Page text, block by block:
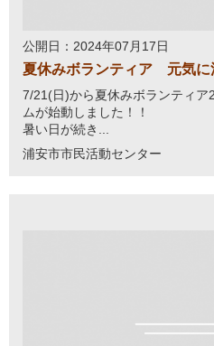
公開日：2024年07月17日
夏休みボランティア 元気に
7/21(日)から夏休みボランティア
ムが始動しました！！
暑い日が続き...
浦安市市民活動センター